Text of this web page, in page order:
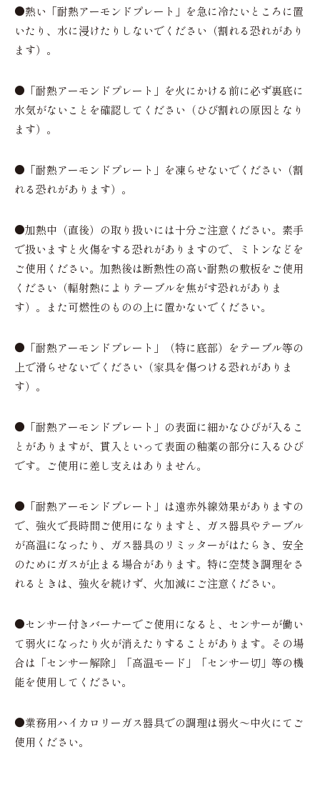
●熱い「耐熱アーモンドプレート」を急に冷たいところに置
いたり、水に浸けたりしないでください（割れる恐れがあり
ます）。
● 「耐熱アーモンドプレート」を火にかける前に必ず裏底に
水気がないことを確認してください（ひび割れの原因となり
ます）。
● 「耐熱アーモンドプレート」を凍らせないでください（割
れる恐れがあります）。
●加熱中（直後）の取り扱いには十分ご注意ください。素手
で扱いますと火傷をする恐れがありますので、ミトンなどを
ご使用ください。加熱後は断熱性の高い耐熱の敷板をご使用
ください（輻射熱によりテーブルを焦がす恐れがありま
す）。また可燃性のものの上に置かないでください。
● 「耐熱アーモンドプレート」（特に底部）をテーブル等の
上で滑らせないでください（家具を傷つける恐れがありま
す）。
● 「耐熱アーモンドプレート」の表面に細かなひびが入るこ
とがありますが、貫入といって表面の釉薬の部分に入るひび
です。ご使用に差し支えはありません。
● 「耐熱アーモンドプレート」は遠赤外線効果がありますの
で、強火で長時間ご使用になりますと、ガス器具やテーブル
が高温になったり、ガス器具のリミッターがはたらき、安全
のためにガスが止まる場合があります。特に空焚き調理をさ
れるときは、強火を続けず、火加減にご注意ください。
●センサー付きバーナーでご使用になると、センサーが働い
て弱火になったり火が消えたりすることがあります。その場
合は「センサー解除」「高温モード」「センサー切」等の機
能を使用してください。
●業務用ハイカロリーガス器具での調理は弱火〜中火にてご
使用ください。